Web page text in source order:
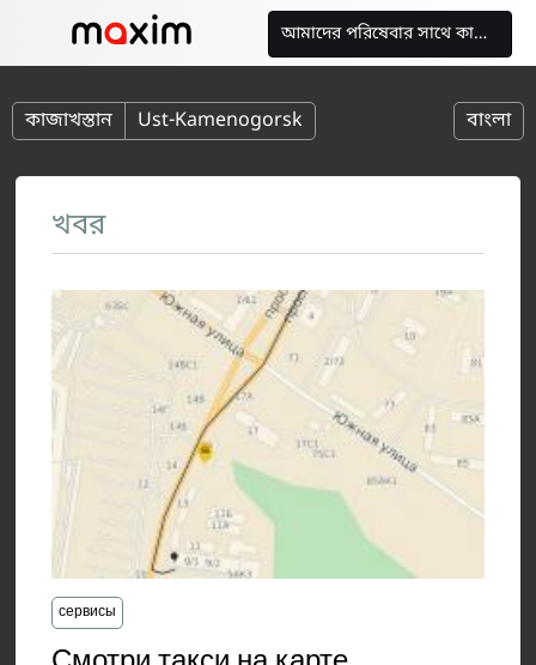
আমাদের পরিষেবার সাথে কাজ করুন
কাজাখস্তান Ust-Kamenogorsk বাংলা
খবর
сервисы